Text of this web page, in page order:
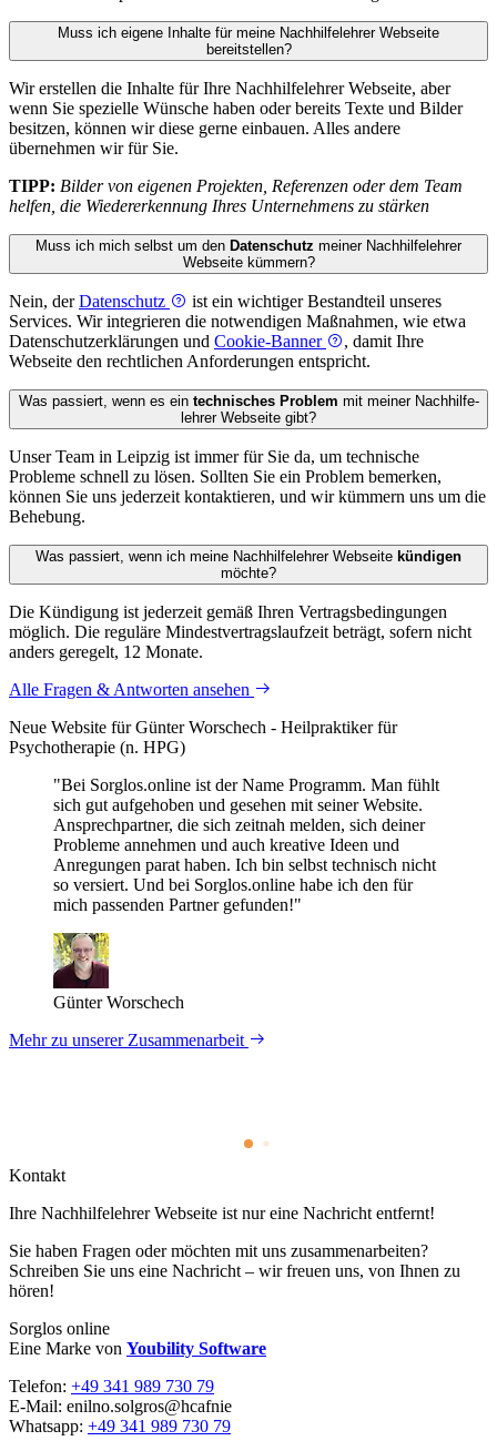
Muss ich eigene Inhalte für meine Nachhilfe­lehrer Webseite
bereitstellen?
Wir erstellen die Inhalte für Ihre Nachhilfe­lehrer Webseite, aber
wenn Sie spezielle Wünsche haben oder bereits Texte und Bilder
besitzen, können wir diese gerne einbauen. Alles andere
übernehmen wir für Sie.
TIPP: Bilder von eigenen Projekten, Referenzen oder dem Team
helfen, die Wiedererkennung Ihres Unternehmens zu stärken
Muss ich mich selbst um den Datenschutz meiner Nachhilfe­lehrer
Webseite kümmern?
Nein, derDatenschutz
ist ein wichtiger Bestandteil unseres
Services. Wir integrieren die notwendigen Maßnahmen, wie etwa
Datenschutzerklärungen und Cookie-Banner
, damit Ihre
Webseite den rechtlichen Anforderungen entspricht.
Was passiert, wenn es ein technisches Problem mit meiner Nachhilfe­
lehrer Webseite gibt?
Unser Team in Leipzig ist immer für Sie da, um technische
Probleme schnell zu lösen. Sollten Sie ein Problem bemerken,
können Sie uns jederzeit kontaktieren, und wir kümmern uns um die
Behebung.
Was passiert, wenn ich meine Nachhilfe­lehrer Webseite kündigen
möchte?
Die Kündigung ist jederzeit gemäß Ihren Vertragsbedingungen
möglich. Die reguläre Mindestvertragslaufzeit beträgt, sofern nicht
anders geregelt, 12 Monate.
Alle Fragen & Antworten ansehen
Neue Website für Günter Worschech - Heilpraktiker für
Psychotherapie (n. HPG)
"Bei Sorglos.online ist der Name Programm. Man fühlt
sich gut aufgehoben und gesehen mit seiner Website.
Ansprechpartner, die sich zeitnah melden, sich deiner
Probleme annehmen und auch kreative Ideen und
Anregungen parat haben. Ich bin selbst technisch nicht
so versiert. Und bei Sorglos.online habe ich den für
mich passenden Partner gefunden!"
Günter Worschech
Mehr zu unserer Zusammenarbeit
Kontakt
Ihre Nachhilfe­lehrer Webseite ist nur eine Nachricht entfernt!
Sie haben Fragen oder möchten mit uns zusammenarbeiten?
Schreiben Sie uns eine Nachricht – wir freuen uns, von Ihnen zu
hören!
Sorglos online
Eine Marke von Youbility Software
Telefon: +49 341 989 730 79
E-Mail: enilno.solgros@hcafnie
Whatsapp: +49 341 989 730 79